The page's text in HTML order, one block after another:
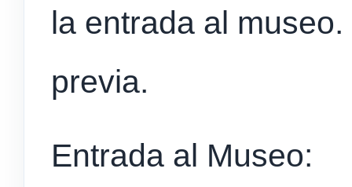
la entrada al
previa.
Entrada al Museo: